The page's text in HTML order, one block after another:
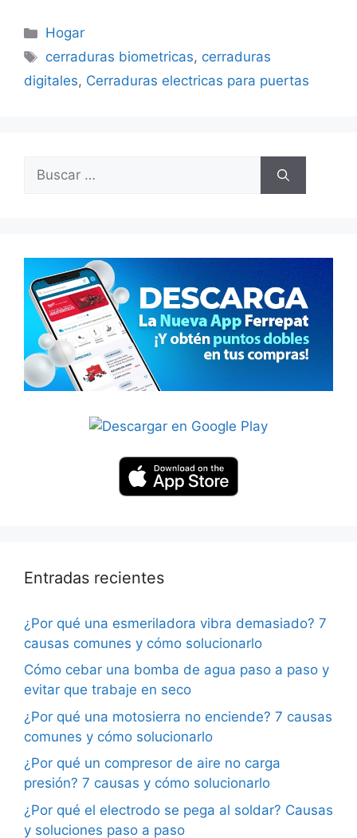
Categorías
Hogar
Etiquetas
cerraduras biometricas, cerraduras
digitales, Cerraduras electricas para puertas
Buscar:
Entradas recientes
¿Por qué una esmeriladora vibra demasiado? 7
causas comunes y cómo solucionarlo
Cómo cebar una bomba de agua paso a paso y
evitar que trabaje en seco
¿Por qué una motosierra no enciende? 7 causas
comunes y cómo solucionarlo
¿Por qué un compresor de aire no carga
presión? 7 causas y cómo solucionarlo
¿Por qué el electrodo se pega al soldar? Causas
y soluciones paso a paso